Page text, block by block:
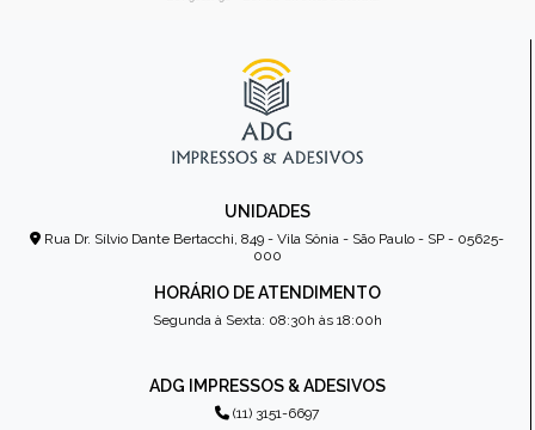
UNIDADES
Rua Dr. Sílvio Dante Bertacchi, 849 - Vila Sônia - São Paulo - SP - 05625-
000
HORÁRIO DE ATENDIMENTO
Segunda à Sexta: 08:30h às 18:00h
ADG IMPRESSOS & ADESIVOS
(11) 3151-6697